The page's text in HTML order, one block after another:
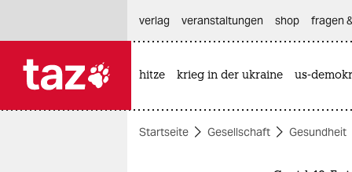
themen
verlag
veranstaltungen shop fragen
hitze krieg in der ukraine us-
Startseite Gesellschaft Gesundheit